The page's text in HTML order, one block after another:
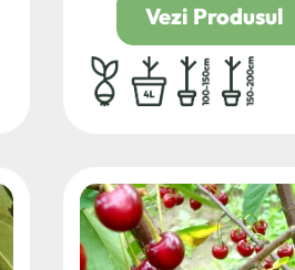
Vezi Produsul
radacina ambalata
4L 100/150150/200